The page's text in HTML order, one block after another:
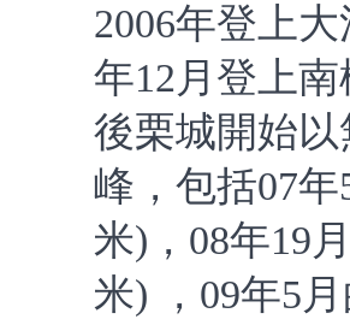
2006年登上
年12月登上
後栗城開始
峰，包括07
米)，08年19
米) ，09年5